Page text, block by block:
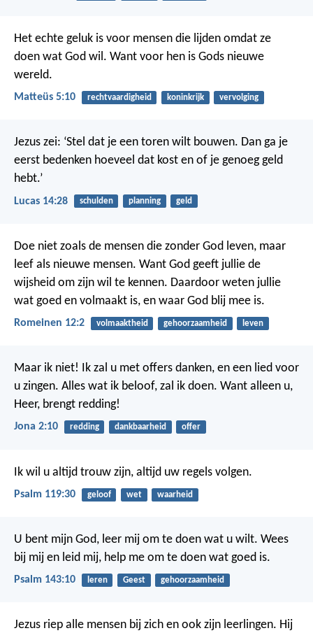
Het echte geluk is voor mensen die lijden omdat ze
doen wat God wil. Want voor hen is Gods nieuwe
wereld.
Matteüs 5:10 rechtvaardigheid koninkrijk vervolging
Jezus zei: ‘Stel dat je een toren wilt bouwen. Dan ga je
eerst bedenken hoeveel dat kost en of je genoeg geld
hebt.’
Lucas 14:28 schulden planning geld
Doe niet zoals de mensen die zonder God leven, maar
leef als nieuwe mensen. Want God geeft jullie de
wijsheid om zijn wil te kennen. Daardoor weten jullie
wat goed en volmaakt is, en waar God blij mee is.
Romeinen 12:2 volmaaktheid gehoorzaamheid leven
Maar ik niet! Ik zal u met offers danken, en een lied voor
u zingen. Alles wat ik beloof, zal ik doen. Want alleen u,
Heer, brengt redding!
Jona 2:10 redding dankbaarheid offer
Ik wil u altijd trouw zijn, altijd uw regels volgen.
Psalm 119:30 geloof wet waarheid
U bent mijn God, leer mij om te doen wat u wilt. Wees
bij mij en leid mij, help me om te doen wat goed is.
Psalm 143:10 leren Geest gehoorzaamheid
Jezus riep alle mensen bij zich en ook zijn leerlingen. Hij